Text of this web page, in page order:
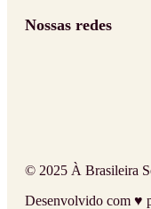
Nossas redes
© 2025 À Brasileira
Desenvolvido com ♥